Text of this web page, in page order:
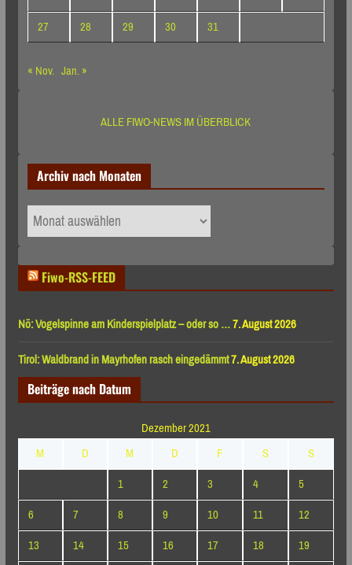
27
28 29 30
31
« Nov. Jan. »
ALLE FIWO-NEWS IM ÜBERBLICK
Archiv nach Monaten
Archiv
nach
Fiwo-RSS-FEED
Nö: Vogelspinne am Kinderspielplatz – oder so …7. August 2026
Tirol: Waldbrand in Mayrhofen rasch eingedämmt7. August 2026
Beiträge nach Datum
Dezember 2021
M
D M D F S
S
1
2 3 4
5
6
7 8 9 10 11
12
13
14 15 16 17 18
19